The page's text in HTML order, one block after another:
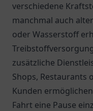
verschiedene
manchmal auch
oder Wasserstoff
zusätzliche
Shops, Restaurants
Kunden
Fahrt eine Pause